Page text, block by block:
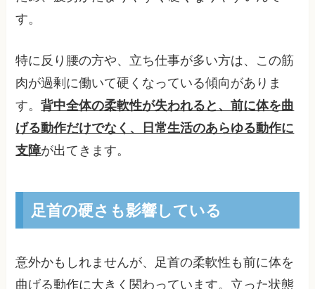
す。
特に反り腰の方や、立ち仕事が多い方は、この筋
肉が過剰に働いて硬くなっている傾向がありま
す。背中全体の柔軟性が失われると、前に体を曲
げる動作だけでなく、日常生活のあらゆる動作に
支障が出てきます。
足首の硬さも影響している
意外かもしれませんが、足首の柔軟性も前に体を
曲げる動作に大きく関わっています。立った状態